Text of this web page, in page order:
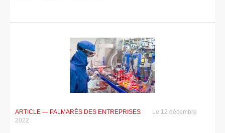
ARTICLE — PALMARÈS DES ENTREPRISES
Le 12 décembre
2022